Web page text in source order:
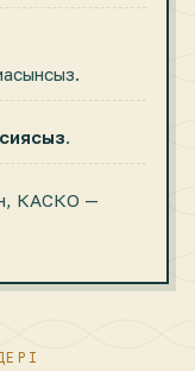
КАСКО —